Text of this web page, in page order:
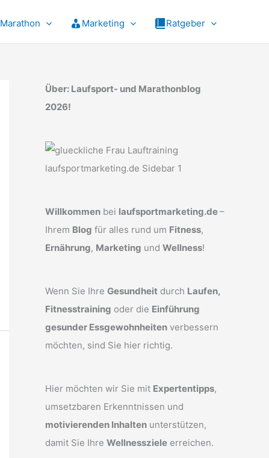
Marathon Marketing Ratgeber
Über: Laufsport- und Marathonblog
2026!
Willkommen bei laufsportmarketing.de–
Ihrem Blog für alles rund um Fitness,
Ernährung, Marketing und Wellness!
Wenn Sie Ihre Gesundheit durch Laufen,
Fitnesstraining oder die Einführung
gesunder Essgewohnheiten verbessern
möchten, sind Sie hier richtig.
Hier möchten wir Sie mit Expertentipps,
umsetzbaren Erkenntnissen und
motivierenden Inhalten unterstützen,
damit Sie Ihre Wellnessziele erreichen.